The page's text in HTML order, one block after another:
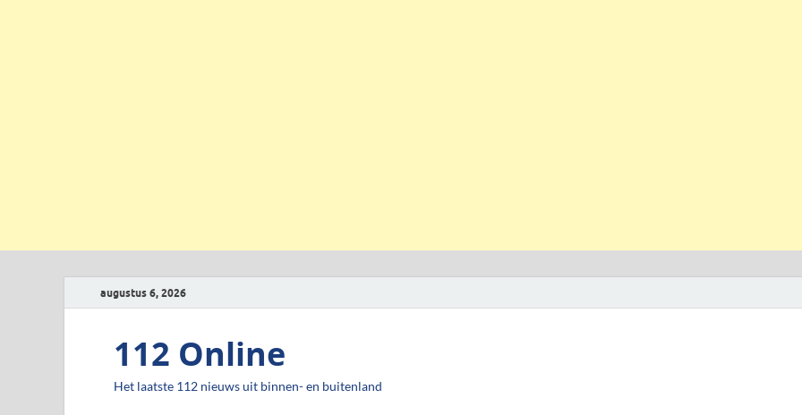
augustus 6, 2026
112 Online
Het laatste 112 nieuws uit binnen- en buitenland